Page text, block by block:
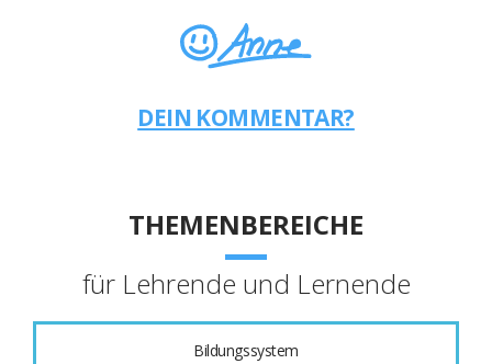
DEIN KOMMENTAR?
THEMENBEREICHE
für Lehrende und Lernende
Bildungssystem